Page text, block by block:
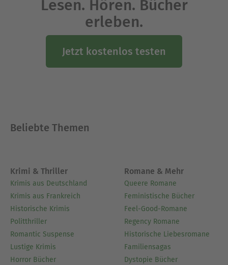
Lesen. Hören. Bücher
erleben.
Jetzt kostenlos testen
Beliebte Themen
Krimi & Thriller
Krimis aus Deutschland
Krimis aus Frankreich
Historische Krimis
Politthriller
Romantic Suspense
Lustige Krimis
Horror Bücher
Romane & Mehr
Queere Romane
Feministische Bücher
Feel-Good-Romane
Regency Romane
Historische Liebesromane
Familiensagas
Dystopie Bücher